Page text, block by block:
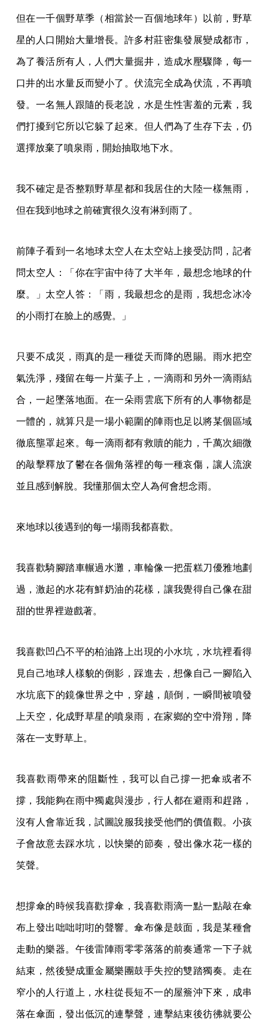
但在一千個野草季（相當於一百個地球年）以前，野草
星的人口開始大量增長。許多村莊密集發展變成都市，
為了養活所有人，人們大量掘井，造成水壓驟降，每一
口井的出水量反而變小了。伏流完全成為伏流，不再噴
發。一名無人跟隨的長老說，水是生性害羞的元素，我
們打擾到它所以它躲了起來。但人們為了生存下去，仍
選擇放棄了噴泉雨，開始抽取地下水。
我不確定是否整顆野草星都和我居住的大陸一樣無雨，
但在我到地球之前確實很久沒有淋到雨了。
前陣子看到一名地球太空人在太空站上接受訪問，記者
問太空人：「你在宇宙中待了大半年，最想念地球的什
麼。」太空人答：「雨，我最想念的是雨，我想念冰冷
的小雨打在臉上的感覺。」
只要不成災，雨真的是一種從天而降的恩賜。雨水把空
氣洗淨，殘留在每一片葉子上，一滴雨和另外一滴雨結
合，一起墜落地面。在一朵雨雲底下所有的人事物都是
一體的，就算只是一場小範圍的陣雨也足以將某個區域
徹底壟罩起來。每一滴雨都有救贖的能力，千萬次細微
的敲擊釋放了鬱在各個角落裡的每一種哀傷，讓人流淚
並且感到解脫。我懂那個太空人為何會想念雨。
來地球以後遇到的每一場雨我都喜歡。
我喜歡騎腳踏車輾過水灘，車輪像一把蛋糕刀優雅地劃
過，激起的水花有鮮奶油的花樣，讓我覺得自己像在甜
甜的世界裡遊戲著。
我喜歡凹凸不平的柏油路上出現的小水坑，水坑裡看得
見自己地球人樣貌的倒影，踩進去，想像自己一腳陷入
水坑底下的鏡像世界之中，穿越，顛倒，一瞬間被噴發
上天空，化成野草星的噴泉雨，在家鄉的空中滑翔， 降
落在一支野草上。
我喜歡雨帶來的阻斷性，我可以自己撐一把傘或者不
撐，我能夠在雨中獨處與漫步，行人都在避雨和趕路，
沒有人會靠近我，試圖說服我接受他們的價值觀。小孩
子會故意去踩水坑，以快樂的節奏，發出像水花一樣的
笑聲。
想撐傘的時候我喜歡撐傘，我喜歡雨滴一點一點敲在傘
布上發出咄咄咑咑的聲響。傘布像是鼓面，我是某種會
走動的樂器。午後雷陣雨零零落落的前奏通常一下子就
結束，然後變成重金屬樂團鼓手失控的雙踏獨奏。走在
窄小的人行道上，水柱從長短不一的屋簷沖下來，成串
落在傘面，發出低沉的連擊聲，連擊結束後彷彿就要公